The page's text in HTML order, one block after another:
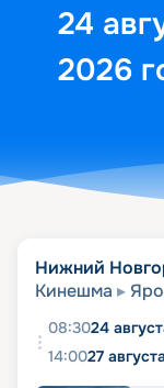
24
2026
Нижний
Кинешма
08:3024
14:0027